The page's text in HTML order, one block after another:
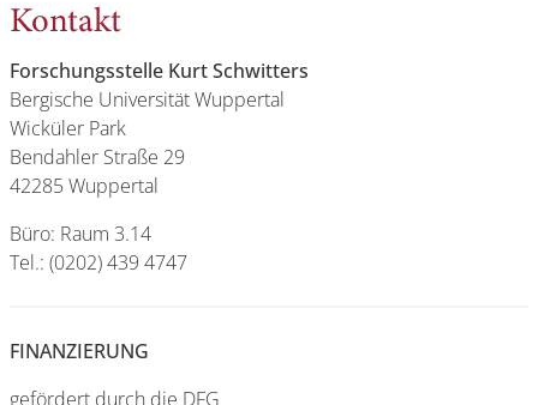
Kontakt
Forschungsstelle Kurt Schwitters
Bergische Universität Wuppertal
Wicküler Park
Bendahler Straße 29
42285 Wuppertal
Büro: Raum 3.14
Tel.: (0202) 439 4747
FINANZIERUNG
gefördert durch die DFG